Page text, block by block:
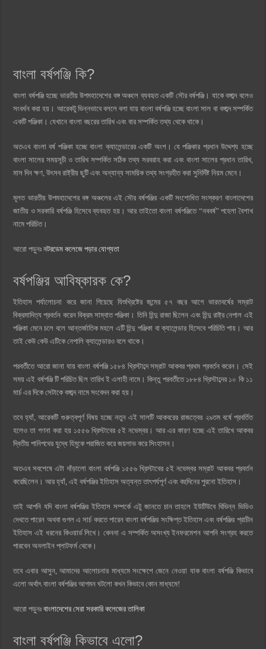
বাংলা বর্ষপঞ্জি কি?
বাংলা বর্ষপঞ্জি হচ্ছে ভারতীয় উপমহাদেশের বঙ্গ অঞ্চলে ব্যবহৃত একটি সৌর বর্ষপঞ্জি। যাকে বঙ্গাব্দ বলেও
সংবর্ধন করা হয়। আরেকটু ভিন্নভাবে বললে বলা যায় বাংলা বর্ষপঞ্জি হচ্ছে বাংলা সাল বা বঙ্গাব্দ সম্পর্কিত
একটি পঞ্জিকা। যেখানে বাংলা বছরের তারিখ এবং বার সম্পর্কিত তথ্য থেকে থাকে।
অতএব বাংলা বর্ষ পঞ্জিকা হচ্ছে বাংলা ক্যালেন্ডারের একটি অংশ। যে পঞ্জিকার প্রধান উদ্দেশ্য হচ্ছে
বাংলা সালের সময়সূচী ও তারিখ সম্পর্কিত সঠিক তথ্য সরবরাহ করা এবং বাংলা সালের প্রধান তারিখ,
মাস দিন ক্ষণ, উৎসব রাষ্ট্রীয় ছুটি এবং অন্যান্য সাময়িক তথ্য সংগ্রহীত করা সুনির্দিষ্ট নিয়ম মেনে।
মূলত ভারতীয় উপমহাদেশের বঙ্গ অঞ্চলের এই সৌর বর্ষপঞ্জির একটি সংশোধিত সংস্করণ বাংলাদেশের
জাতীয় ও সরকারি বর্ষপঞ্জি হিসেবে ব্যবহৃত হয়। আর তাইতো বাংলা বর্ষপঞ্জিতে “নববর্ষ” পহেলা বৈশাখ
নামে পরিচিত।
আরো পড়ুনঃনটরডেম কলেজে পড়ার যোগ্যতা
বর্ষপঞ্জির আবিষ্কারক কে?
ইতিহাস পর্যালোচনা করে জানা গিয়েছে যিশুখ্রিষ্টের জন্মের ৫৭ বছর আগে ভারতবর্ষের সম্রাট
বিক্রমাদিত্য প্রবর্তন করেন বিক্রম সাম্বাত পঞ্জিকা। তিনি হিন্দু রাজা ছিলেন এবং হিন্দু রাষ্ট্র নেপাল এই
পঞ্জিকা মেনে চলে বলে আন্তর্জাতিক মহলে এটি হিন্দু পঞ্জিকা বা ক্যালেন্ডার হিসেবে পরিচিতি পায়। আর
তাই কেউ কেউ এটিকে নেপালি ক্যালেন্ডারও বলে থাকে।
পরবর্তীতে আরো জানা যায় বাংলা বর্ষপঞ্জি ১৫৮৪ খ্রিস্টাব্দে সম্রাট আকবর প্রথম প্রবর্তন করেন। সেই
সময় এই বর্ষপঞ্জি টি পরিচিত ছিল তারিখ ই এলাহী নামে। কিন্তু পরবর্তীতে ১৮৮৪ খ্রিস্টাব্দের ১০ কি ১১
মার্চ এর দিকে সেটাকে বঙ্গাব্দ নামে সংবেদন করা হয়।
তবে হ্যাঁ, আরেকটি গুরুত্বপূর্ণ বিষয় হচ্ছে নতুন এই সালটি আকবরের রাজত্বের ২৯তম বর্ষে প্রবর্তিত
হলেও তা গণনা করা হয় ১৫৫৬ খ্রিস্টাবের ৫ই নভেম্বর। আর এর কারণ হচ্ছে এই তারিখে আকবর
দ্বিতীয় পানিপথের যুদ্ধে হিমুকে পরাজিত করে জয়লাভ করে সিংহাসন।
অতএব সবশেষে এটা দাঁড়ালো বাংলা বর্ষপঞ্জি ১৫৫৬ খ্রিস্টাবের ৫ই নভেম্বর সম্রাট আকবর প্রবর্তন
করেছিলেন। আর হ্যাঁ, এই বর্ষপঞ্জির ইতিহাস অত্যন্ত তাৎপর্যপূর্ণ এবং বহুদিনের পুরনো ইতিহাস।
তাই আপনি যদি বাংলা বর্ষপঞ্জির ইতিহাস সম্পর্কে এটু জানতে চান তাহলে ইউটিউবে বিভিন্ন ভিডিও
দেখতে পারেন অথবা গুগল এ সার্চ করতে পারেন বাংলা বর্ষপঞ্জির সংক্ষিপ্ত ইতিহাস এবং বর্ষপঞ্জির প্রাচীন
ইতিহাস এই ধরনের কিওয়ার্ড লিখে। কেননা এ সম্পর্কিত অসংখ্য ইনফরমেশন আপনি সংগ্রহ করতে
পারবেন অনলাইন প্লাটফর্ম থেকে।
তবে এবার আসুন, আমাদের আলোচনার মাধ্যমে সংক্ষেপে জেনে নেওয়া যাক বাংলা বর্ষপঞ্জি কিভাবে
এলো অর্থাৎ বাংলা বর্ষপঞ্জির আগমন ঘটলো কখন কিভাবে কোন মাধ্যমে!
আরো পড়ুনঃবাংলাদেশের সেরা সরকারি কলেজের তালিকা
বাংলা বর্ষপঞ্জি কিভাবে এলো?